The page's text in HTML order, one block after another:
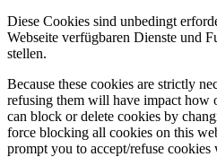
Diese Cookies sind unbedingt
Webseite verfügbaren Dienste und
stellen.
Because these cookies are strictly
refusing them will have impact how
can block or delete cookies by
force blocking all cookies on this
prompt you to accept/refuse